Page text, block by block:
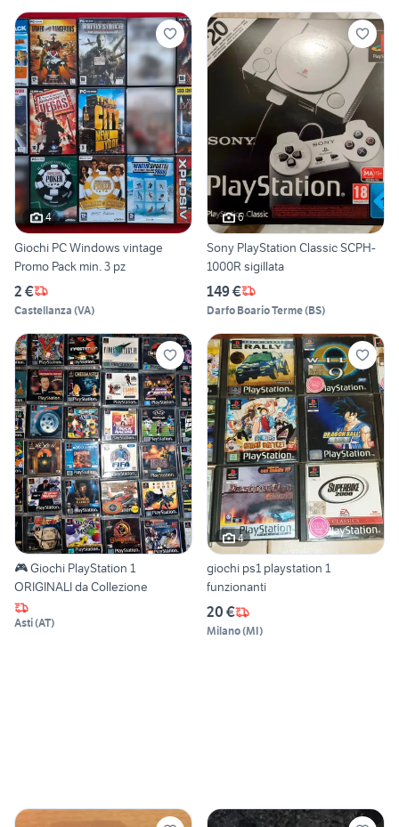
4
Giochi PC Windows vintage
Promo Pack min. 3 pz
2 €
Castellanza (VA)
6
Sony PlayStation Classic SCPH-
1000R sigillata
149 €
Darfo Boario Terme(BS)
🎮 Giochi PlayStation 1
ORIGINALI da Collezione
Asti(AT)
4
giochi ps1 playstation 1
funzionanti
20 €
Milano(MI)